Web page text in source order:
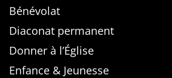
Bénévolat
Diaconat permanent
Donner à l’Église
Enfance & Jeunesse